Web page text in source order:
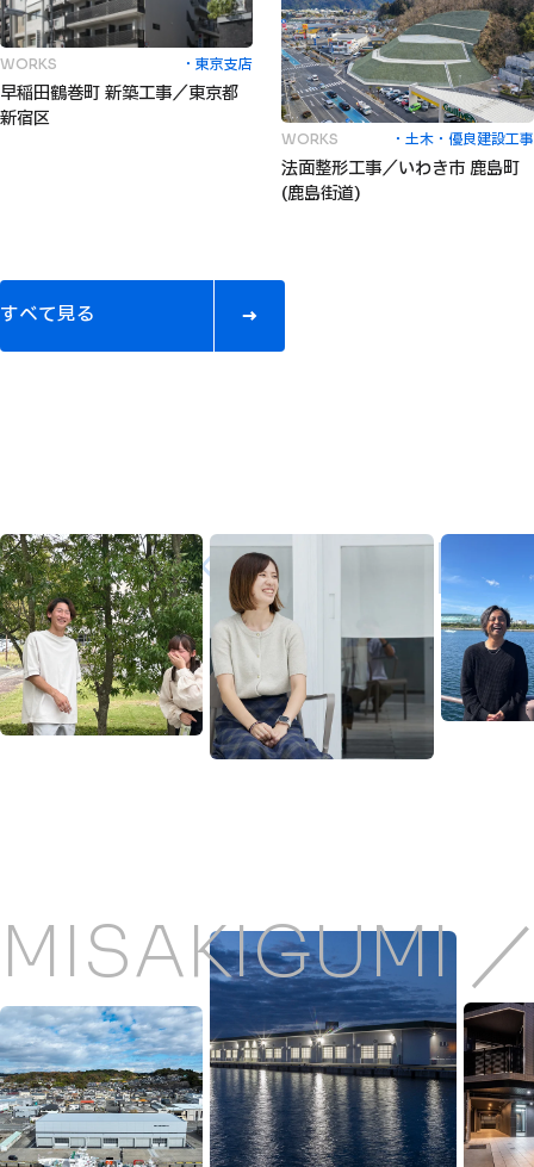
WORKS 東京支店
早稲田鶴巻町 新築工事／東京都
新宿区
WORKS 土木 優良建設工事
法面整形工事／いわき市 鹿島町
(鹿島街道)
すべて見る
MISAKIGUMI
MISAKIGUMI